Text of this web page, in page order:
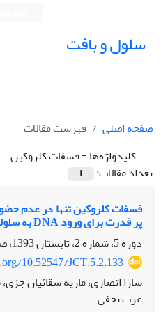
سلول و بافت
صفحه اصلی
فهرست مقالات
کلیدواژه‌ها =فسفات کلروکین
تعداد مقالات:
1
پر قدرت برای ورود DNA به سلولهای HEK293T است
دوره 5، شماره 2، تابستان 1393، صفحه
10.52547/JCT.5.2.133
سارا انصاری، ماریه سقائیان
عرب نجفی